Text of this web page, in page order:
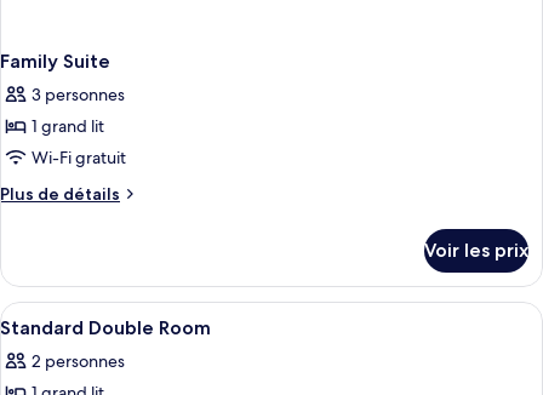
Family Suite
3 personnes
1 grand lit
Wi-Fi gratuit
Plus de détails
Plus
le
type
de
Family
Suite
Voir les prix
Afficher
toutes
les
Minibar, coffres-forts dans les
3
Standard Double Room
2 personnes